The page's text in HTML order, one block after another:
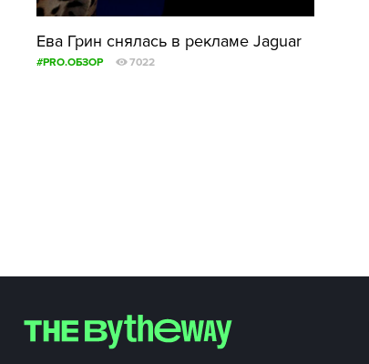
Ева Грин снялась в рекламе Jaguar
#PRO.ОБЗОР 7022